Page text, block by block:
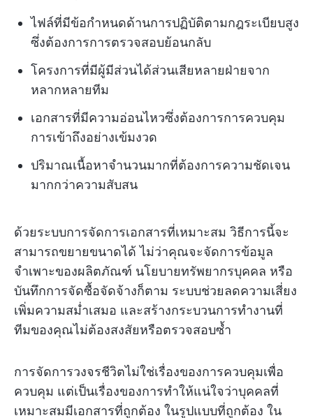
ไฟล์ที่มีข้อกำหนดด้านการปฏิบัติตามกฎระเบียบสูง
ซึ่งต้องการการตรวจสอบย้อนกลับ
โครงการที่มีผู้มีส่วนได้ส่วนเสียหลายฝ่ายจาก
หลากหลายทีม
เอกสารที่มีความอ่อนไหวซึ่งต้องการการควบคุม
การเข้าถึงอย่างเข้มงวด
ปริมาณเนื้อหาจำนวนมากที่ต้องการความชัดเจน
มากกว่าความสับสน
ด้วยระบบการจัดการเอกสารที่เหมาะสม วิธีการนี้จะ
สามารถขยายขนาดได้ ไม่ว่าคุณจะจัดการข้อมูล
จำเพาะของผลิตภัณฑ์ นโยบายทรัพยากรบุคคล หรือ
บันทึกการจัดซื้อจัดจ้างก็ตาม ระบบช่วยลดความเสี่ยง
เพิ่มความสม่ำเสมอ และสร้างกระบวนการทำงานที่
ทีมของคุณไม่ต้องสงสัยหรือตรวจสอบซ้ำ
การจัดการวงจรชีวิตไม่ใช่เรื่องของการควบคุมเพื่อ
ควบคุม แต่เป็นเรื่องของการทำให้แน่ใจว่าบุคคลที่
เหมาะสมมีเอกสารที่ถูกต้อง ในรูปแบบที่ถูกต้อง ใน